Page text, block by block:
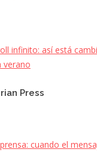
infinito: así está
verano
Press
cuando el